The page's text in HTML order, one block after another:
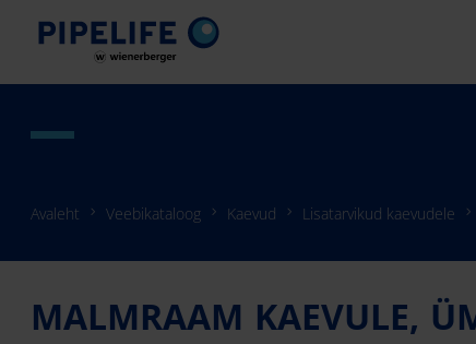
Avaleht Veebikataloog Kaevud Lisatarvikud kaevudele
MALMRAAM KAEVULE,